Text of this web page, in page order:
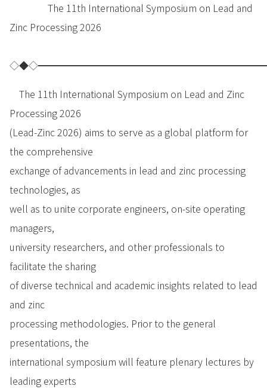
The 11th International Symposium on Lead and
Zinc Processing 2026
The 11th International Symposium on Lead and Zinc
Processing 2026
(Lead-Zinc 2026) aims to serve as a global platform for
the comprehensive
exchange of advancements in lead and zinc processing
technologies, as
well as to unite corporate engineers, on-site operating
managers,
university researchers, and other professionals to
facilitate the sharing
of diverse technical and academic insights related to lead
and zinc
processing methodologies. Prior to the general
presentations, the
international symposium will feature plenary lectures by
leading experts